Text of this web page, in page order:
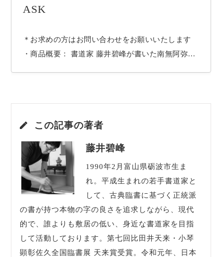
ASK
＊お求めの方はお問い合わせをお願いいたします
・商品概要： 書道家 藤井碧峰が書いた南無阿弥陀
この記事の著者
藤井碧峰
1990年2月富山県砺波市生ま
れ。平成生まれの若手書道家と
して、古典臨書に基づく正統派
の書が持つ本物の字の良さを追求しながら、現代
的で、誰よりも敷居の低い、身近な書道家を目指
して活動しております。第七回比田井天来・小琴
顕彰佐久全国臨書展 天来賞受賞。令和元年、日本